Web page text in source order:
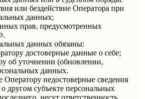
или бездействие Оператора при
данных;
прав, предусмотренных
данных обязаны:
достоверные данные о себе;
об уточнении (обновлении,
данных.
недостоверные сведения
другом субъекте персональных
несут ответственность